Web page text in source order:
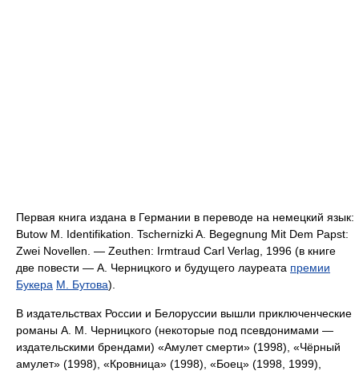
Первая книга издана в Германии в переводе на немецкий язык:
Butow M. Identifikation. Tschernizki A. Begegnung Mit Dem Papst:
Zwei Novellen. — Zeuthen: Irmtraud Carl Verlag, 1996 (в книге
две повести — А. Черницкого и будущего лауреата премии
Букера М. Бутова).
В издательствах России и Белоруссии вышли приключенческие
романы А. М. Черницкого (некоторые под псевдонимами —
издательскими брендами) «Амулет смерти» (1998), «Чёрный
амулет» (1998), «Кровница» (1998), «Боец» (1998, 1999),